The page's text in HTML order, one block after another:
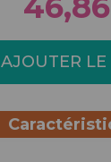
AJOUTER LE